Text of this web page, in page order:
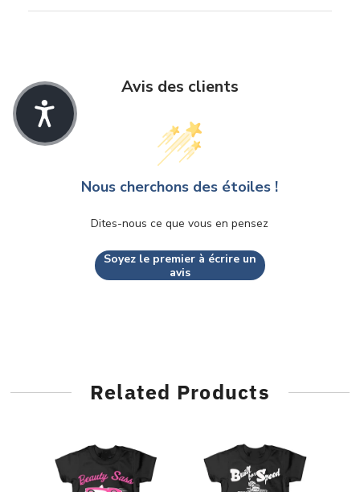
Avis des clients
Nous cherchons des étoiles !
Dites-nous ce que vous en pensez
Soyez le premier à écrire un
avis
Related Products